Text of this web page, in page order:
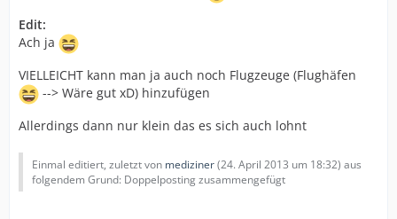
Edit:
Ach ja
VIELLEICHT kann man ja auch noch Flugzeuge (Flughäfen
--> Wäre gut xD) hinzufügen
Allerdings dann nur klein das es sich auch lohnt
Einmal editiert, zuletzt von mediziner(24. April 2013 um 18:32) aus
folgendem Grund: Doppelposting zusammengefügt